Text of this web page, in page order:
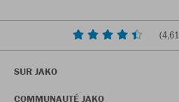
(4,61
SUR JAKO
COMMUNAUTÉ JAKO